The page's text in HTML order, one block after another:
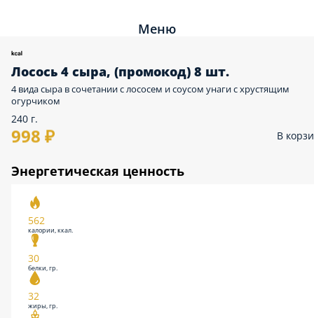
Меню
Лосось 4 сыра, (промокод) 8 шт.
4 вида сыра в сочетании с лососем и соусом унаги с хрустящим
огурчиком
240 г.
998 ₽ В
Энергетическая ценность
562
калории, ккал.
30
белки, гр.
32
жиры, гр.